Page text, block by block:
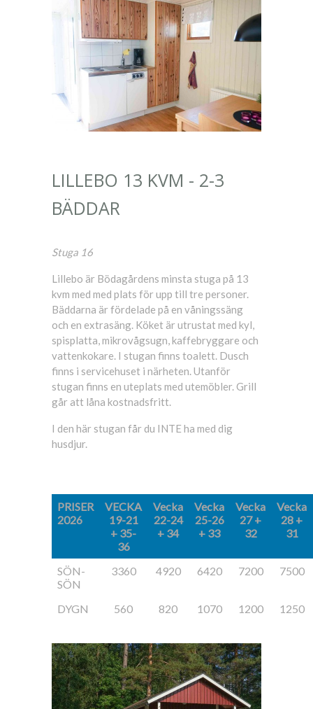
LILLEBO 13 KVM - 2-3
BÄDDAR
Stuga 16
Lillebo är Bödagårdens minsta stuga på 13
kvm med med plats för upp till tre personer.
Bäddarna är fördelade på en våningssäng
och en extrasäng. Köket är utrustat med kyl,
spisplatta, mikrovågsugn, kaffebryggare och
vattenkokare. I stugan finns toalett. Dusch
finns i servicehuset i närheten. Utanför
stugan finns en uteplats med utemöbler. Grill
går att låna kostnadsfritt.
I den här stugan får du INTE ha med dig
husdjur.
PRISER
2026
VECKA
19-21
+ 35-
36
Vecka
22-24
+ 34
Vecka
25-26
+ 33
Vecka
27 +
32
Vecka
28 +
31
SÖN-
SÖN
3360 4920 6420 7200 7500
DYGN 560 820 1070 1200 1250